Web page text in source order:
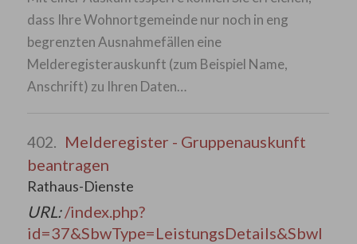
dass Ihre Wohnortgemeinde nur noch in eng
begrenzten Ausnahmefällen eine
Melderegisterauskunft (zum Beispiel Name,
Anschrift) zu Ihren Daten…
402. Melderegister - Gruppenauskunft
beantragen
Rathaus-Dienste
URL:/index.php?
id=37&SbwType=LeistungsDetails&SbwI